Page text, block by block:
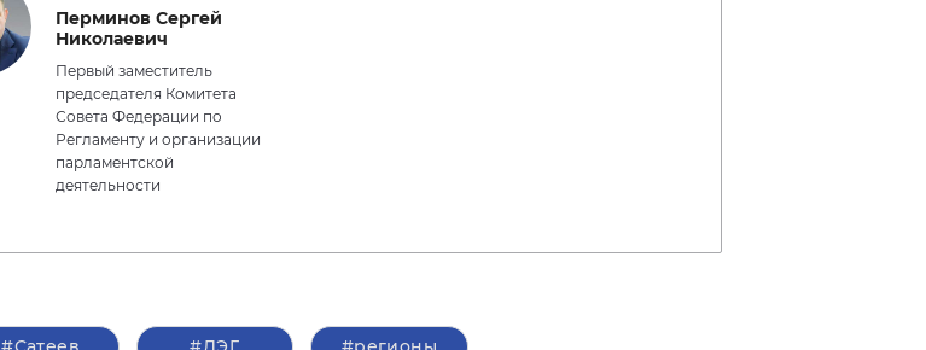
Перминов Сергей
Николаевич
Первый заместитель
председателя Комитета
Совета Федерации по
Регламенту и организации
парламентской
деятельности